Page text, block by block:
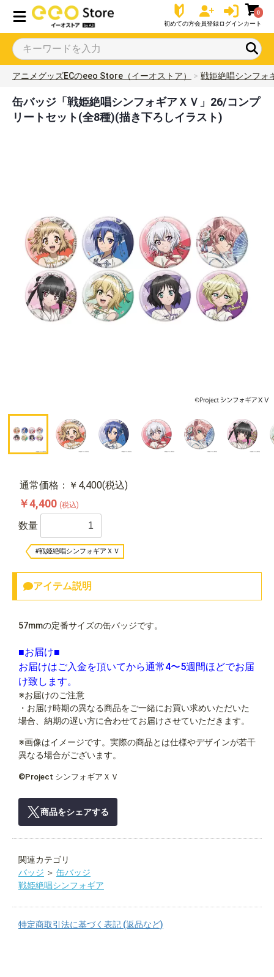
初めての方会員登録ログイン
0
カート
アニメグッズECのeeo Store（イーオストア） 戦姫絶唱シンフォ
缶バッジ「戦姫絶唱シンフォギアＸＶ」26/コンプ
リートセット(全8種)(描き下ろしイラスト)
通常価格：￥4,400(税込)
￥4,400 (税込)
数量
#戦姫絶唱シンフォギアＸＶ
アイテム説明
57mmの定番サイズの缶バッジです。
■お届け■
お届けはご入金を頂いてから通常4〜5週間ほどでお届
け致します。
※お届けのご注意
・お届け時期の異なる商品をご一緒にお買い求めいただいた
場合、納期の遅い方に合わせてお届けさせていただきます。
※画像はイメージです。実際の商品とは仕様やデザインが若干
異なる場合がございます。
©Project シンフォギアＸＶ
商品をシェアする
関連カテゴリ
バッジ ＞ 缶バッジ
戦姫絶唱シンフォギア
特定商取引法に基づく表記 (返品など)